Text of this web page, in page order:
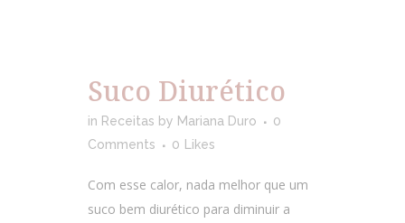
Suco Diurético
in Receitas by Mariana Duro
0
Comments
0 Likes
Com esse calor, nada melhor que um
suco bem diurético para diminuir a